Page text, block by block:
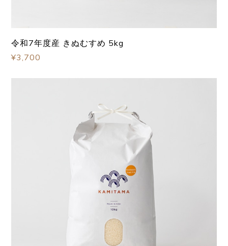
令和7年度産 きぬむすめ 5kg
¥3,700